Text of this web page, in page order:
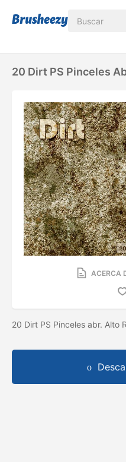
20 Dirt PS Pinceles
ACERCA
20 Dirt PS Pinceles abr. Alto